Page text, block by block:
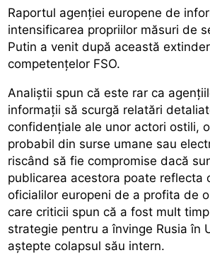
Raportul agenției europene de
intensificarea propriilor măsuri de
Putin a venit după această
competențelor FSO.
Analiștii spun că este rar ca
informații să scurgă relatări
confidențiale ale unor actori ostili,
probabil din surse umane sau
riscând să fie compromise dacă
publicarea acestora poate reflecta
oficialilor europeni de a profita de
care criticii spun că a fost mult
strategie pentru a învinge Rusia în
aștepte colapsul său intern.